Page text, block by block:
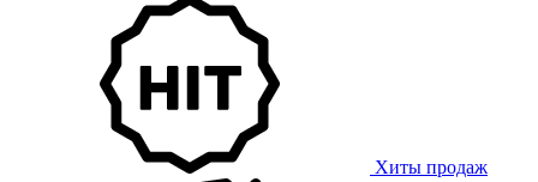
Хиты продаж